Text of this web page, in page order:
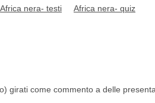
Africa nera- testi Africa nera- quiz
girati come commento a delle